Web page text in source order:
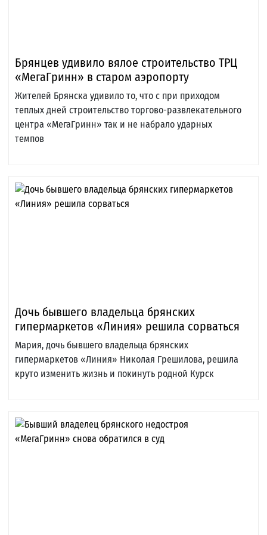
Брянцев удивило вялое строительство ТРЦ
«МегаГринн» в старом аэропорту
Жителей Брянска удивило то, что с при приходом
теплых дней строительство торгово-развлекательного
центра «МегаГринн» так и не набрало ударных
темпов
Дочь бывшего владельца брянских
гипермаркетов «Линия» решила сорваться
Мария, дочь бывшего владельца брянских
гипермаркетов «Линия» Николая Грешилова, решила
круто изменить жизнь и покинуть родной Курск